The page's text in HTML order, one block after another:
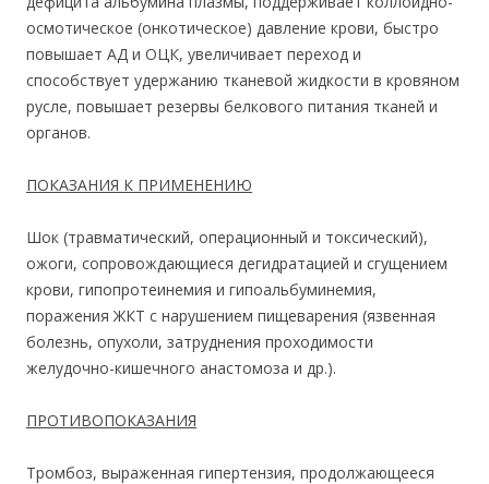
осмотическое (онкотическое) давление крови, быстро
повышает АД и ОЦК, увеличивает переход и
способствует удержанию тканевой жидкости в кровяном
русле, повышает резервы белкового питания тканей и
органов.
ПОКАЗАНИЯ К ПРИМЕНЕНИЮ
Шок (травматический, операционный и токсический),
ожоги, сопровождающиеся дегидратацией и сгущением
крови, гипопротеинемия и гипоальбуминемия,
поражения ЖКТ с нарушением пищеварения (язвенная
болезнь, опухоли, затруднения проходимости
желудочно-кишечного анастомоза и др.).
ПРОТИВОПОКАЗАНИЯ
Тромбоз, выраженная гипертензия, продолжающееся